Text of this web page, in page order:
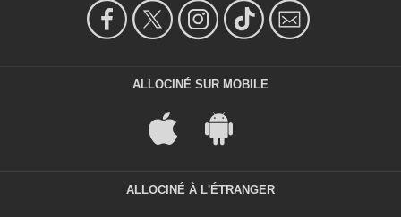
ALLOCINÉ SUR MOBILE
ALLOCINÉ À L'ÉTRANGER